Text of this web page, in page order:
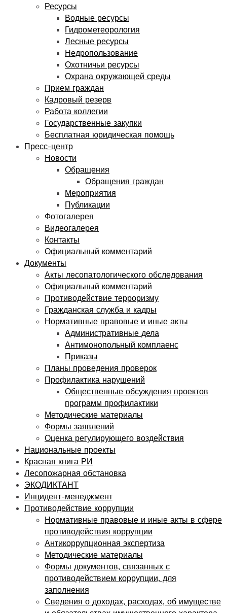
Ресурсы
Водные ресурсы
Гидрометеорология
Лесные ресурсы
Недропользование
Охотничьи ресурсы
Охрана окружающей среды
Прием граждан
Кадровый резерв
Работа коллегии
Государственные закупки
Бесплатная юридическая помощь
Пресс-центр
Новости
Обращения
Обращения граждан
Мероприятия
Публикации
Фотогалерея
Видеогалерея
Контакты
Официальный комментарий
Документы
Акты лесопатологического обследования
Официальный комментарий
Противодействие терроризму
Гражданская служба и кадры
Нормативные правовые и иные акты
Административные дела
Антимонопольный комплаенс
Приказы
Планы проведения проверок
Профилактика нарушений
Общественные обсуждения проектов
программ профилактики
Методические материалы
Формы заявлений
Оценка регулирующего воздействия
Национальные проекты
Красная книга РИ
Лесопожарная обстановка
ЭКОДИКТАНТ
Инцидент-менеджмент
Противодействие коррупции
Нормативные правовые и иные акты в сфере
противодействия коррупции
Антикоррупционная экспертиза
Методические материалы
Формы документов, связанных с
противодействием коррупции, для
заполнения
Сведения о доходах, расходах, об имуществе